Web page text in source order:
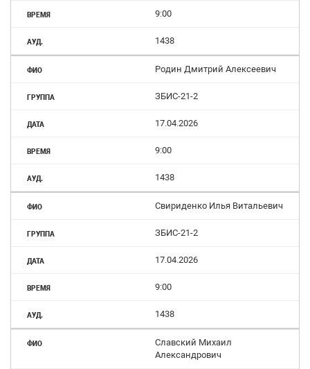
9:00
1438
Родин Дмитрий Алексеевич
ЗБИС-21-2
17.04.2026
9:00
1438
Свириденко Илья Витальевич
ЗБИС-21-2
17.04.2026
9:00
1438
Славский Михаил
Александрович